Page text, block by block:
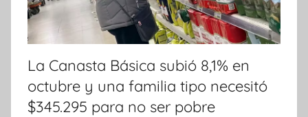
La Canasta Básica subió 8,1% en
octubre y una familia tipo necesitó
$345.295 para no ser pobre